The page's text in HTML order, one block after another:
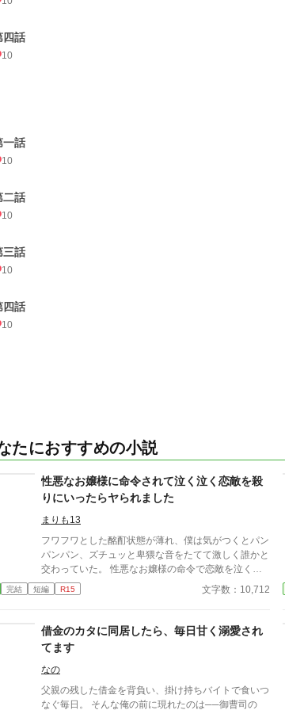
四話
10
一話
10
二話
10
三話
10
四話
10
たにおすすめの小説
性悪なお嬢様に命令されて泣く泣く恋敵を殺
りにいったらヤられました
まりも13
フワフワとした酩酊状態が薄れ、僕は気がつくとパン
パンパン、ズチュッと卑猥な音をたてて激しく誰かと
交わっていた。 性悪なお嬢様の命令で恋敵を泣く泣
く殺りに行ったら逆にヤラれちゃった、ちょっとアホ
な子の話です。 （ムーンライトノベルにも掲載して
完結 短編 R15 文字数：10,712
借金のカタに同居したら、毎日甘く溺愛され
てます
なの
父親の残した借金を背負い、掛け持ちバイトで食いつ
なぐ毎日。 そんな俺の前に現れたのは──御曹司の